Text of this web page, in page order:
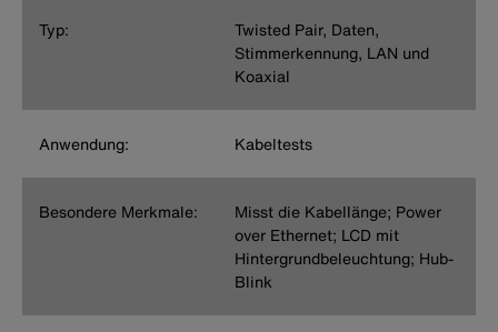
Typ:
Twisted Pair, Daten,
Stimmerkennung, LAN und
Koaxial
Anwendung: Kabeltests
Besondere Merkmale:
Misst die Kabellänge; Power
over Ethernet; LCD mit
Hintergrundbeleuchtung; Hub-
Blink